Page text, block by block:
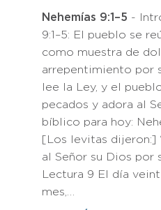
Nehemías 9:1–5 -
9:1–5: El pueblo se
como muestra de
arrepentimiento por
lee la Ley, y el
pecados y adora al
bíblico para hoy:
[Los levitas dijeron:]
al Señor su Dios por
Lectura 9 El día
mes,…